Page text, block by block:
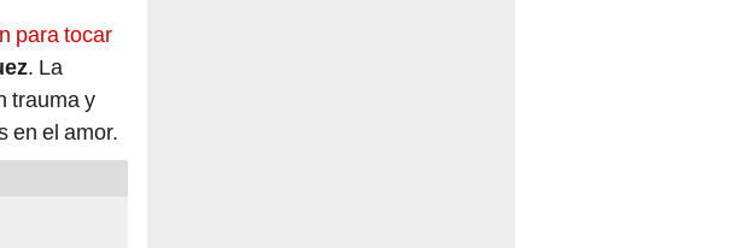
para tocar
. La
trauma y
en el amor.